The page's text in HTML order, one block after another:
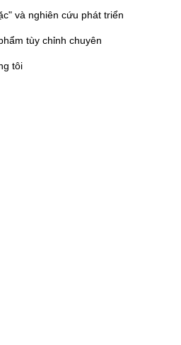
và nghiên cứu phát triển
tùy chỉnh chuyên
tôi